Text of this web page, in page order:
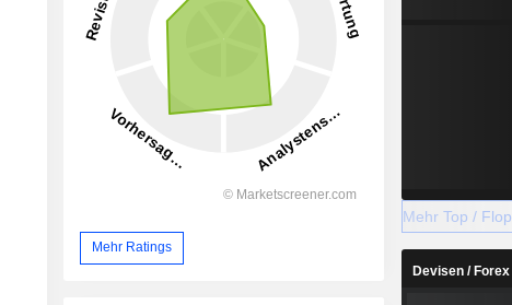
Mehr Ratings
Mehr Top / Flop
Devisen / Forex